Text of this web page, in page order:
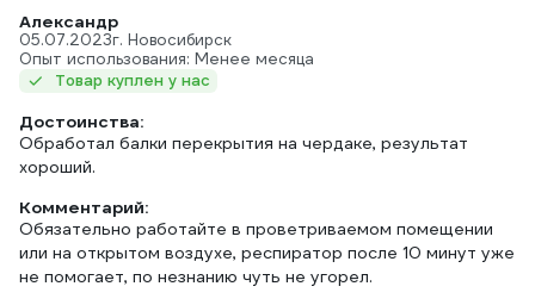
Александр
05.07.2023г. Новосибирск
Опыт использования: Менее месяца
Товар куплен у нас
Достоинства:
Обработал балки перекрытия на чердаке, результат
хороший.
Комментарий:
Обязательно работайте в проветриваемом помещении
или на открытом воздухе, респиратор после 10 минут уже
не помогает, по незнанию чуть не угорел.